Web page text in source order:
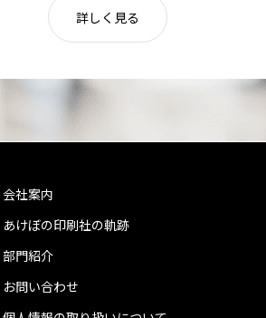
詳しく見る
会社案内
あけぼの印刷社の軌跡
部門紹介
お問い合わせ